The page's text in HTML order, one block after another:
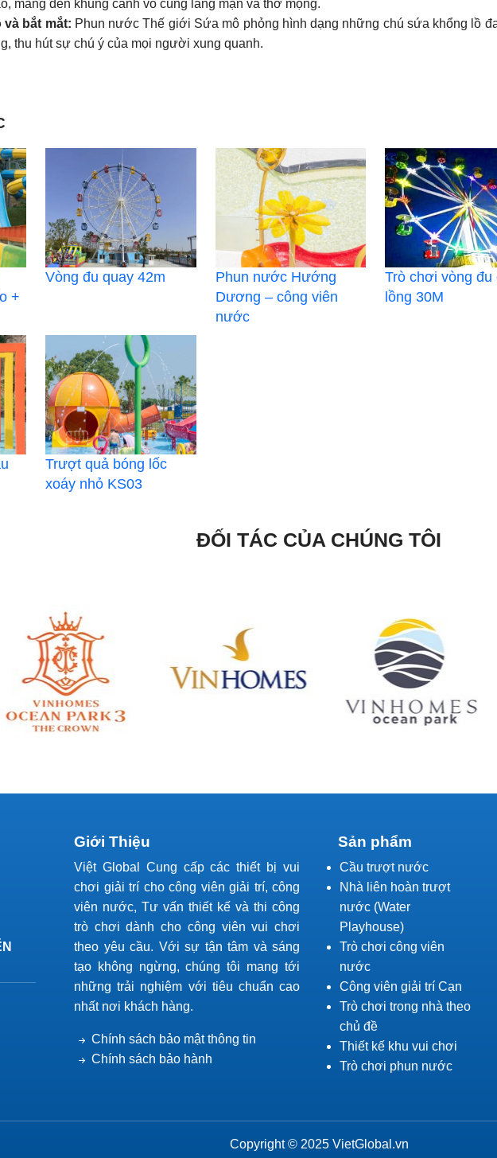
mang đến khung cảnh vô cùng lãng mạn và thơ mộng.
và bắt mắt: Phun nước Thế giới Sứa mô phỏng hình dạng những chú sứa khổng lồ
thu hút sự chú ý của mọi người xung quanh.
+
Vòng đu quay 42m
Phun nước Hướng
Dương – công viên
nước
Trò chơi vòng đu
lồng 30M
Trượt quả bóng lốc
xoáy nhỏ KS03
ĐỐI TÁC CỦA CHÚNG TÔI
Giới Thiệu
Việt Global Cung cấp các thiết bị vui
chơi giải trí cho công viên giải trí, công
viên nước, Tư vấn thiết kế và thi công
trò chơi dành cho công viên vui chơi
theo yêu cầu. Với sự tận tâm và sáng
tạo không ngừng, chúng tôi mang tới
những trải nghiệm với tiêu chuẩn cao
nhất nơi khách hàng.
Chính sách bảo mật thông tin
Chính sách bảo hành
Sản phẩm
Cầu trượt nước
Nhà liên hoàn trượt
nước (Water
Playhouse)
Trò chơi công viên
nước
Công viên giải trí Cạn
Trò chơi trong nhà theo
chủ đề
Thiết kế khu vui chơi
Trò chơi phun nước
Copyright © 2025 VietGlobal.vn